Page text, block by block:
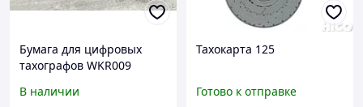
Бумага для цифровых
тахографов WKR009
В наличии
Тахокарта 125
Готово к отправке